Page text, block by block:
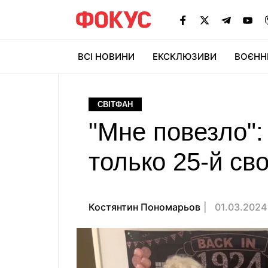
ВСІ НОВИНИ ЕКСКЛЮЗИВИ
СВІТФАН
"Мне
только 25-й
Костянтин Пономарьов